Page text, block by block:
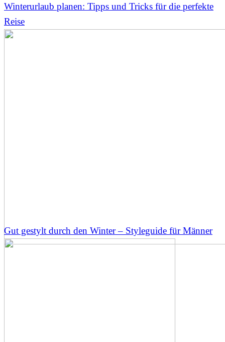
Winterurlaub planen: Tipps und Tricks für die perfekte
Reise
Gut gestylt durch den Winter – Styleguide für Männer